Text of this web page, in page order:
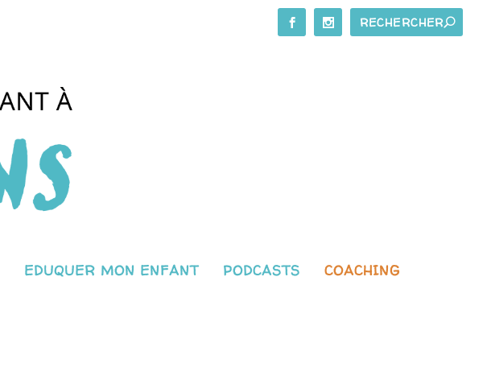
EDUQUER MON ENFANT PODCASTS COACHING